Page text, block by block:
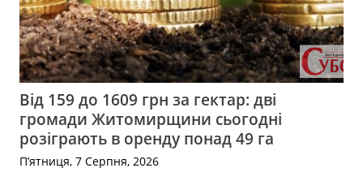
Від 159 до 1609 грн за гектар: дві
громади Житомирщини сьогодні
розіграють в оренду понад 49 га
П’ятниця, 7 Серпня, 2026